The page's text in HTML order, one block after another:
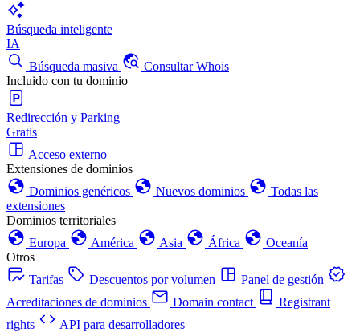
Búsqueda inteligente
IA
Búsqueda masiva
Consultar Whois
Incluido con tu dominio
Redirección y Parking
Gratis
Acceso externo
Extensiones de dominios
Dominios genéricos
Nuevos dominios
Todas las
extensiones
Dominios territoriales
Europa
América Asia África
Oceanía
Otros
Tarifas
Descuentos por volumen
Panel de gestión
Acreditaciones de dominios
Domain contact
Registrant
rights
API para desarrolladores